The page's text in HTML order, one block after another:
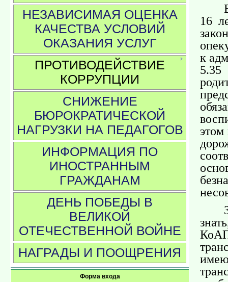
НЕЗАВИСИМАЯ ОЦЕНКА
КАЧЕСТВА УСЛОВИЙ
ОКАЗАНИЯ УСЛУГ
ПРОТИВОДЕЙСТВИЕ
КОРРУПЦИИ
СНИЖЕНИЕ
БЮРОКРАТИЧЕСКОЙ
НАГРУЗКИ НА ПЕДАГОГОВ
ИНФОРМАЦИЯ ПО
ИНОСТРАННЫМ
ГРАЖДАНАМ
ДЕНЬ ПОБЕДЫ В
ВЕЛИКОЙ
ОТЕЧЕСТВЕННОЙ ВОЙНЕ
НАГРАДЫ И ПООЩРЕНИЯ
Форма входа
16
к
этом